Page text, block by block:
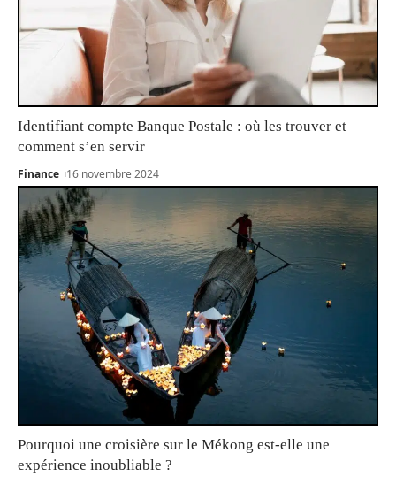
Identifiant compte Banque Postale : où les trouver et
comment s’en servir
Finance 16 novembre 2024
Pourquoi une croisière sur le Mékong est-elle une
expérience inoubliable ?